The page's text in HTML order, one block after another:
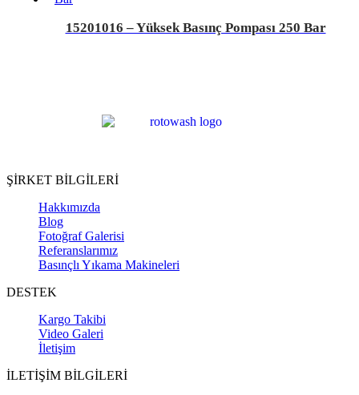
15201016 – Yüksek Basınç Pompası 250 Bar
ŞİRKET BİLGİLERİ
Hakkımızda
Blog
Fotoğraf Galerisi
Referanslarımız
Basınçlı Yıkama Makineleri
DESTEK
Kargo Takibi
Video Galeri
İletişim
İLETİŞİM BİLGİLERİ